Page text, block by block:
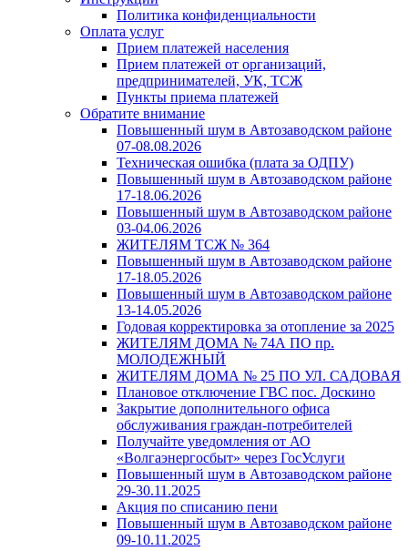
Политика конфиденциальности
Оплата услуг
Прием платежей населения
Прием платежей от организаций,
предпринимателей, УК, ТСЖ
Пункты приема платежей
Обратите внимание
Повышенный шум в Автозаводском районе
07-08.08.2026
Техническая ошибка (плата за ОДПУ)
Повышенный шум в Автозаводском районе
17-18.06.2026
Повышенный шум в Автозаводском районе
03-04.06.2026
ЖИТЕЛЯМ ТСЖ № 364
Повышенный шум в Автозаводском районе
17-18.05.2026
Повышенный шум в Автозаводском районе
13-14.05.2026
Годовая корректировка за отопление за 2025
ЖИТЕЛЯМ ДОМА № 74А ПО пр.
МОЛОДЕЖНЫЙ
ЖИТЕЛЯМ ДОМА № 25 ПО УЛ. САДОВАЯ
Плановое отключение ГВС пос. Доскино
Закрытие дополнительного офиса
обслуживания граждан-потребителей
Получайте уведомления от АО
«Волгаэнергосбыт» через ГосУслуги
Повышенный шум в Автозаводском районе
29-30.11.2025
Акция по списанию пени
Повышенный шум в Автозаводском районе
09-10.11.2025